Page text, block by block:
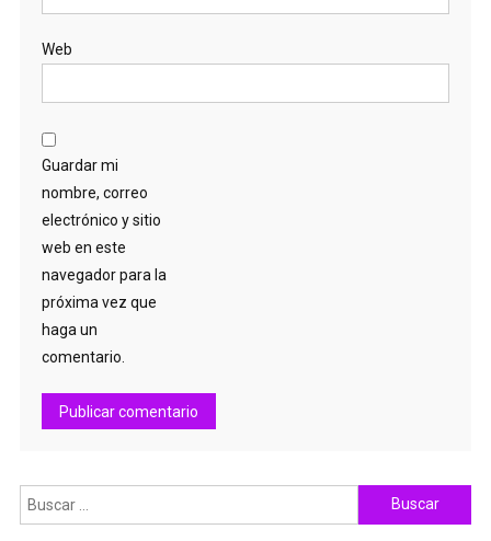
Web
Guardar mi
nombre, correo
electrónico y sitio
web en este
navegador para la
próxima vez que
haga un
comentario.
Buscar: